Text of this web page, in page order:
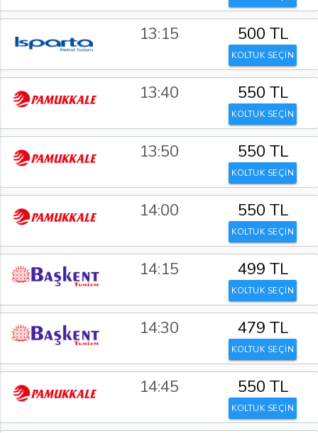
13:15 500 TL
KOLTUK SEÇİN
13:40 550 TL
KOLTUK SEÇİN
13:50 550 TL
KOLTUK SEÇİN
14:00 550 TL
KOLTUK SEÇİN
14:15 499 TL
KOLTUK SEÇİN
14:30 479 TL
KOLTUK SEÇİN
14:45 550 TL
KOLTUK SEÇİN